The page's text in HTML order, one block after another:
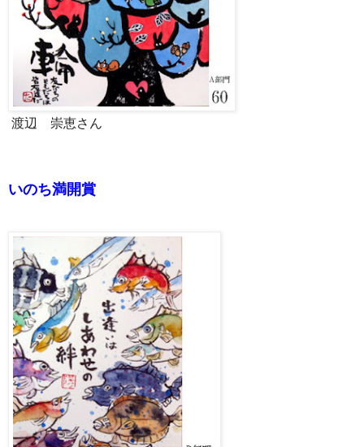
渡辺 崇恵さん
いのち満開賞